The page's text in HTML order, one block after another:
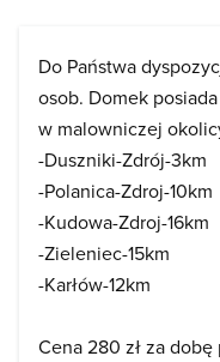
Do Państwa
osob. Domek
w malowniczej
-Duszniki-Zdrój-3km
-Polanica-Zdroj-10km
-Kudowa-Zdroj-16km
-Zieleniec-15km
-Karłów-12km
Cena 280 zł za